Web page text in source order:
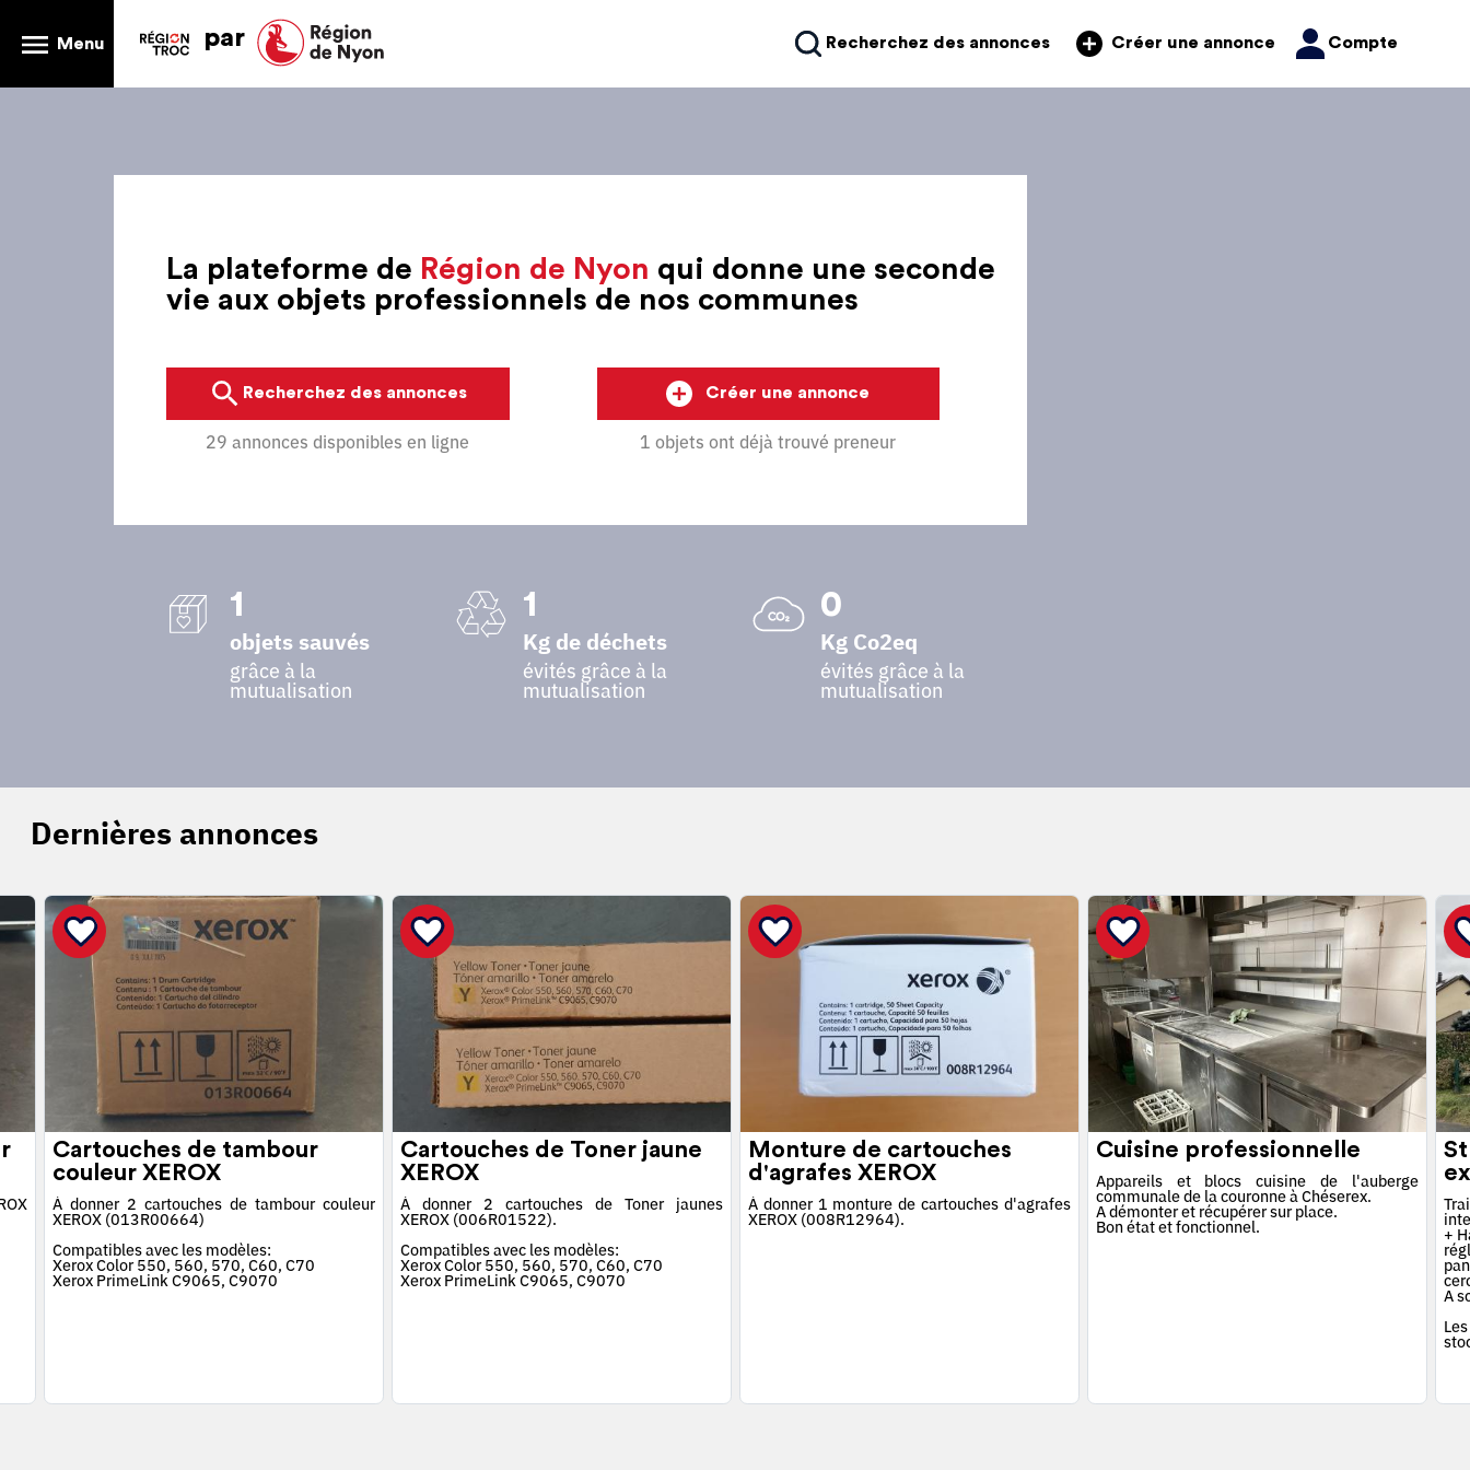
Menu par Recherchez des annonces Créer une annonce Compte
La plateforme de Région de Nyon qui donne une seconde
vie aux objets professionnels de nos communes
Recherchez des annonces
29 annonces disponibles en ligne
Créer une annonce
1 objets ont déjà trouvé preneur
1
objets sauvés
grâce à la
mutualisation
1
Kg de déchets
évités grâce à la
mutualisation
0
Kg Co2eq
évités grâce à la
mutualisation
Dernières annonces
Cartouches de tambour
couleur XEROX
À donner 2 cartouches de tambour couleur
XEROX (013R00664)
Compatibles avec les modèles:
Xerox Color 550, 560, 570, C60, C70
Xerox PrimeLink C9065, C9070
Cartouches de Toner jaune
XEROX
À donner 2 cartouches de Toner jaunes
XEROX (006R01522).
Compatibles avec les modèles:
Xerox Color 550, 560, 570, C60, C70
Xerox PrimeLink C9065, C9070
Monture de cartouches
d'agrafes XEROX
À donner 1 monture de cartouches d'agrafes
XEROX (008R12964).
Cuisine professionnelle
Appareils et blocs cuisine de l'auberge
communale de la couronne à Chéserex.
A démonter et récupérer sur place.
Bon état et fonctionnel. +
A